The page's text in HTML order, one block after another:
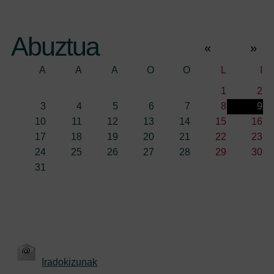
Abuztua « »
A A A O O
1
2
3
4 5 6 7 8
9
10
11 12 13 14 15
16
17
18 19 20 21 22
23
24
25 26 27 28 29
30
31
Iradokizunak